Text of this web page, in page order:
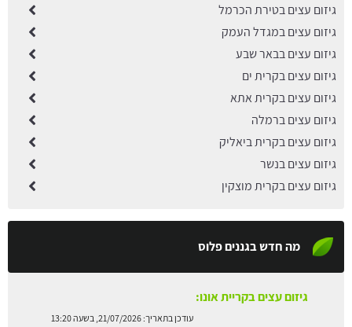
גיזום עצים בטירת הכרמל
גיזום עצים במגדל העמק
גיזום עצים בבאר שבע
גיזום עצים בקרית ים
גיזום עצים בקרית אתא
גיזום עצים ברמלה
גיזום עצים בקרית ביאליק
גיזום עצים בנשר
גיזום עצים בקרית מוצקין
מה חדש בגננים פלוס
גיזום עצים בקריית אונו:
עודכן בתאריך:21/07/2026, בשעה 13:20